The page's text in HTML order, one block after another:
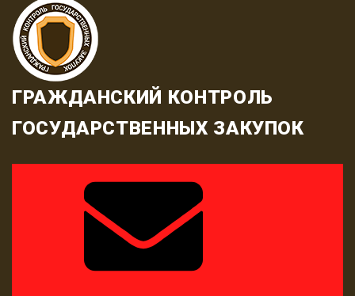
ГРАЖДАНСКИЙ КОНТРОЛЬ
ГОСУДАРСТВЕННЫХ ЗАКУПОК